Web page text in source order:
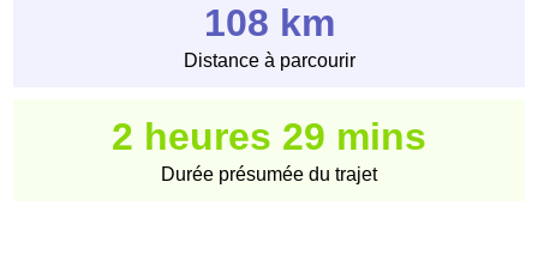
108 km
Distance à parcourir
2 heures 29 mins
Durée présumée du trajet